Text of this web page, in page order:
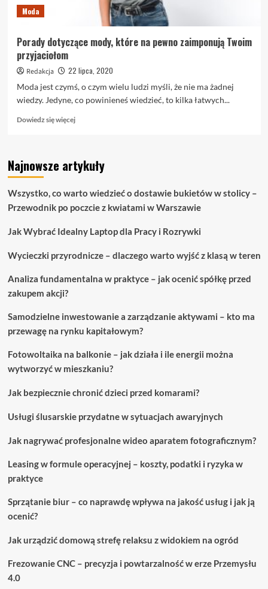
Moda
Porady dotyczące mody, które na pewno zaimponują Twoim
przyjaciołom
Redakcja
22 lipca, 2020
Moda jest czymś, o czym wielu ludzi myśli, że nie ma żadnej
wiedzy. Jedyne, co powinieneś wiedzieć, to kilka łatwych...
Dowiedz się więcejDowiedz
Porady
dotyczące
które
na
zaimponują
przyjaciołom
Najnowsze artykuły
Wszystko, co warto wiedzieć o dostawie bukietów w stolicy –
Przewodnik po poczcie z kwiatami w Warszawie
Jak Wybrać Idealny Laptop dla Pracy i Rozrywki
Wycieczki przyrodnicze – dlaczego warto wyjść z klasą w teren
Analiza fundamentalna w praktyce – jak ocenić spółkę przed
zakupem akcji?
Samodzielne inwestowanie a zarządzanie aktywami – kto ma
przewagę na rynku kapitałowym?
Fotowoltaika na balkonie – jak działa i ile energii można
wytworzyć w mieszkaniu?
Jak bezpiecznie chronić dzieci przed komarami?
Usługi ślusarskie przydatne w sytuacjach awaryjnych
Jak nagrywać profesjonalne wideo aparatem fotograficznym?
Leasing w formule operacyjnej – koszty, podatki i ryzyka w
praktyce
Sprzątanie biur – co naprawdę wpływa na jakość usług i jak ją
ocenić?
Jak urządzić domową strefę relaksu z widokiem na ogród
Frezowanie CNC – precyzja i powtarzalność w erze Przemysłu
4.0